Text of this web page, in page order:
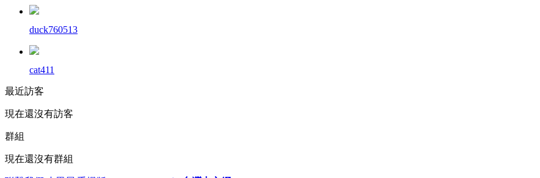
duck760513
cat411
最近訪客
現在還沒有訪客
群組
現在還沒有群組